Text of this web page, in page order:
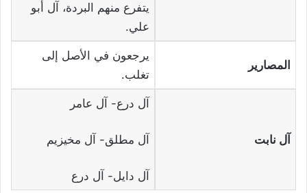
يتفرع منهم البردة، آل أبو
علي.
المصارير
يرجعون في الأصل إلى
تغلب.
آل نابت
آل درع- آل عامر
آل مطلق- آل مخيزيم
آل دايل- آل درع